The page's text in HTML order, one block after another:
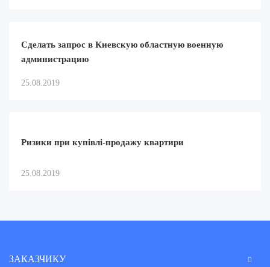
Сделать запрос в Киевскую областную военную
администрацию
25.08.2019
Ризики при купівлі-продажу квартири
25.08.2019
ЗАКАЗЧИКУ